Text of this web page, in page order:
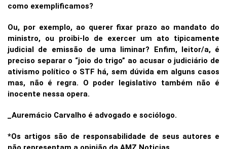
como exemplificamos?
Ou, por exemplo, ao querer fixar prazo ao mandato do
ministro, ou proibi-lo de exercer um ato tipicamente
judicial de emissão de uma liminar? Enfim, leitor/a, é
preciso separar o “joio do trigo” ao acusar o judiciário de
ativismo político o STF há, sem dúvida em alguns casos
mas, não é regra. O poder legislativo também não é
inocente nessa opera.
_Auremácio Carvalho é advogado e sociólogo.
*Os artigos são de responsabilidade de seus autores e